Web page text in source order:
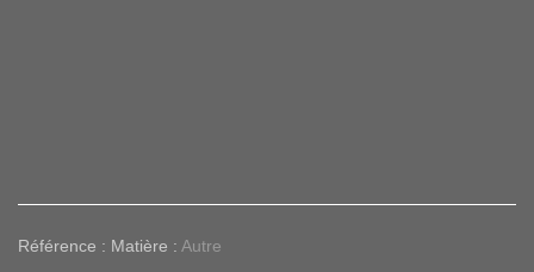
Référence : Matière : Autre